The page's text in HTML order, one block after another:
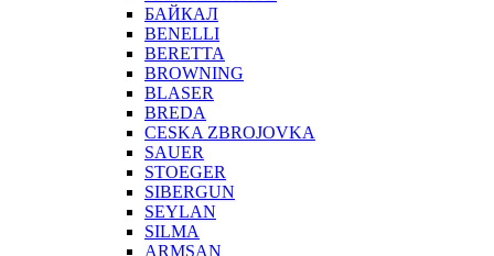
БАЙКАЛ
BENELLI
BERETTA
BROWNING
BLASER
BREDA
CESKA ZBROJOVKA
SAUER
STOEGER
SIBERGUN
SEYLAN
SILMA
ARMSAN